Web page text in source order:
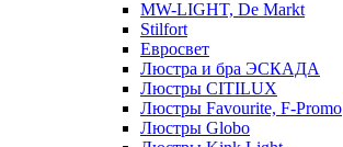
MW-LIGHT, De Markt
Stilfort
Евросвет
Люстра и бра ЭСКАДА
Люстры CITILUX
Люстры Favourite, F-Promo
Люстры Globo